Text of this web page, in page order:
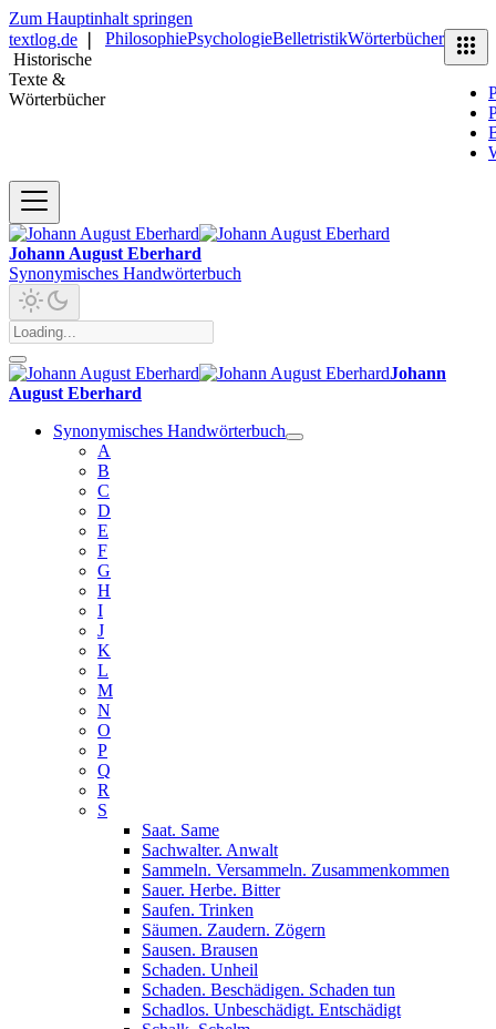
Zum Hauptinhalt springen
textlog.de
Historische
Texte &
Wörterbücher
PhilosophiePsychologieBelletristikWörterbücher
Johann August Eberhard
Synonymisches Handwörterbuch
Johann
August Eberhard
Synonymisches Handwörterbuch
A
B
C
D
E
F
G
H
I
J
K
L
M
N
O
P
Q
R
S
Saat. Same
Sachwalter. Anwalt
Sammeln. Versammeln. Zusammenkommen
Sauer. Herbe. Bitter
Saufen. Trinken
Säumen. Zaudern. Zögern
Sausen. Brausen
Schaden. Unheil
Schaden. Beschädigen. Schaden tun
Schadlos. Unbeschädigt. Entschädigt